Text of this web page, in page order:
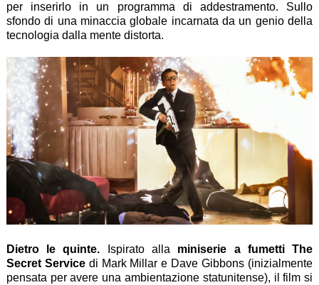
per inserirlo in un programma di addestramento. Sullo
sfondo di una minaccia globale incarnata da un genio della
tecnologia dalla mente distorta.
Dietro le quinte. Ispirato alla miniserie a fumetti The
Secret Servicedi Mark Millar e Dave Gibbons (inizialmente
pensata per avere una ambientazione statunitense), il film si